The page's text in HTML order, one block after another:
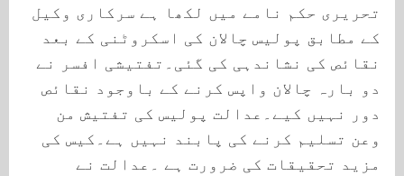
تحریری حکم نامے میں لکھا ہے سرکاری وکیل
کے مطابق پولیس چالان کی اسکروٹنی کے بعد
نقائص کی نشاندہی کی گئی۔تفتیشی افسر نے
دو بارہ چالان واپس کرنے کے باوجود نقائص
دور نہیں کیے۔عدالت پولیس کی تفتیش من
وعن تسلیم کرنے کی پابند نہیں ہے۔کیس کی
مزید تحقیقات کی ضرورت ہے ۔عدالت نے